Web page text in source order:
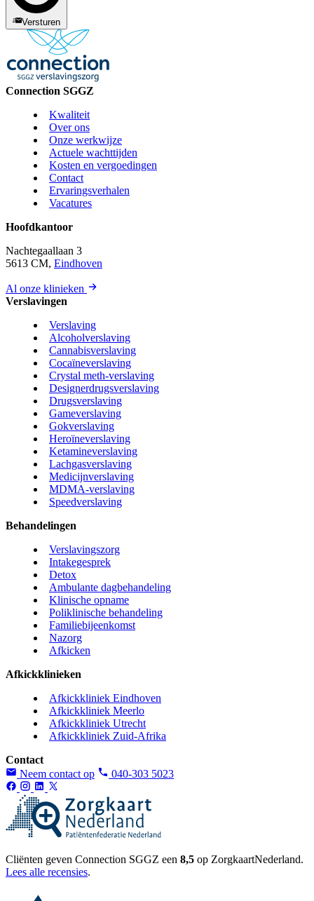
Versturen
Connection SGGZ
Kwaliteit
Over ons
Onze werkwijze
Actuele wachttijden
Kosten en vergoedingen
Contact
Ervaringsverhalen
Vacatures
Hoofdkantoor
Nachtegaallaan 3
5613 CM, Eindhoven
Al onze klinieken
Verslavingen
Verslaving
Alcoholverslaving
Cannabisverslaving
Cocaïneverslaving
Crystal meth-verslaving
Designerdrugsverslaving
Drugsverslaving
Gameverslaving
Gokverslaving
Heroïneverslaving
Ketamineverslaving
Lachgasverslaving
Medicijnverslaving
MDMA-verslaving
Speedverslaving
Behandelingen
Verslavingszorg
Intakegesprek
Detox
Ambulante dagbehandeling
Klinische opname
Poliklinische behandeling
Familiebijeenkomst
Nazorg
Afkicken
Afkickklinieken
Afkickkliniek Eindhoven
Afkickkliniek Meerlo
Afkickkliniek Utrecht
Afkickkliniek Zuid-Afrika
Contact
Neem contact op
040-303 5023
Cliënten geven Connection SGGZ een 8,5 op ZorgkaartNederland.
Lees alle recensies.